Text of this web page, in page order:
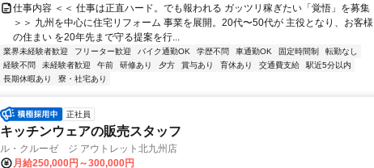
仕事内容 ＜＜ 仕事は正直ハード。でも報われる ガッツリ稼ぎたい「覚悟」を募集
＞＞ 九州を中心に住宅リフォーム 事業を展開。20代〜50代が 主役となり、お客様
の住まい を20年先まで守る提案を行...
業界未経験者歓迎 フリーター歓迎 バイク通勤OK 学歴不問 車通勤OK 固定時間制
転勤なし
経験不問
未経験者歓迎 午前 研修あり 夕方 賞与あり 育休あり 交通費支給
駅近5分以内
長期休暇あり
寮・社宅あり
正社員
キッチンウェアの販売スタッフ
ル・クルーゼ ジ アウトレット北九州店
月給250,000円～300,000円